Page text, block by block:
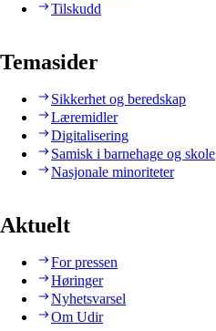
Tilskudd
Temasider
Sikkerhet og beredskap
Læremidler
Digitalisering
Samisk i barnehage og skole
Nasjonale minoriteter
Aktuelt
For pressen
Høringer
Nyhetsvarsel
Om Udir